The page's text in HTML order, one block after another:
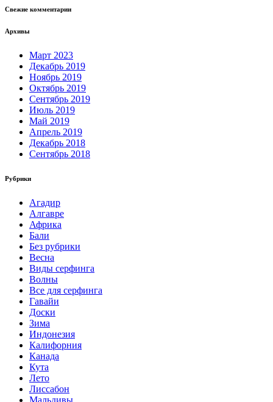
Свежие комментарии
Архивы
Март 2023
Декабрь 2019
Ноябрь 2019
Октябрь 2019
Сентябрь 2019
Июль 2019
Май 2019
Апрель 2019
Декабрь 2018
Сентябрь 2018
Рубрики
Агадир
Алгавре
Африка
Бали
Без рубрики
Весна
Виды серфинга
Волны
Все для серфинга
Гавайи
Доски
Зима
Индонезия
Калифорния
Канада
Кута
Лето
Лиссабон